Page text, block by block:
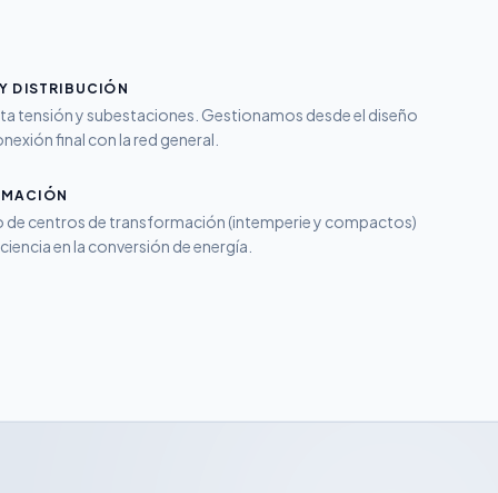
DISTRIBUCIÓN
tensión y subestaciones. Gestionamos desde el diseño
final con la red general.
de centros de transformación (intemperie y compactos)
en la conversión de energía.